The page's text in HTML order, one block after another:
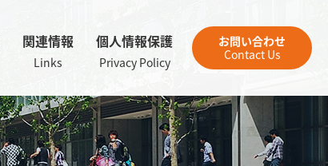
関連情報
Links
個人情報保護
Privacy Policy
お問い合わせ
Contact Us